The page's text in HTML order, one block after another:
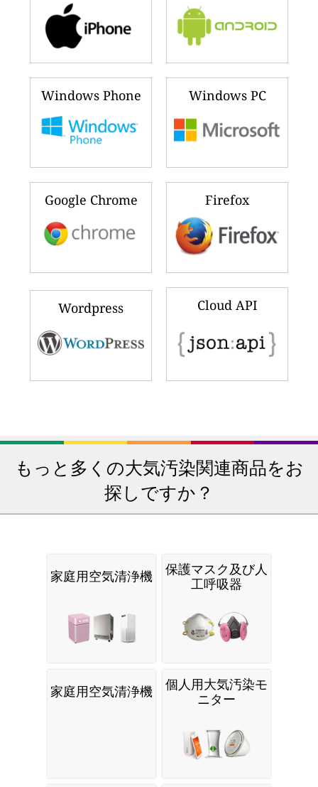
Windows Phone Windows PC
Google Chrome Firefox
Wordpress Cloud API
もっと多くの大気汚染関連商品をお
探しですか？
家庭用空気清浄機
保護マスク及び人
工呼吸器
家庭用空気清浄機
個人用大気汚染モ
ニター